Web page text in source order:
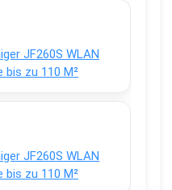
JF260S WLAN
bis zu 110 M²
JF260S WLAN
bis zu 110 M²